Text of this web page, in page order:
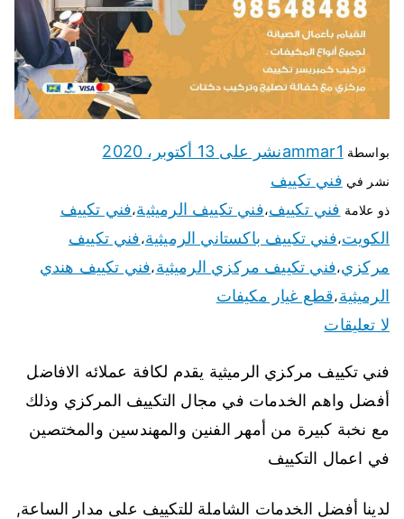
بواسطة ammar1نشر على 13 أكتوبر، 2020
نشر في فني تكييف
ذو علامة فني تكييف،فني تكييف الرميثية،فني تكييف
الكويت،فني تكييف باكستاني الرميثية،فني تكييف
مركزي،فني تكييف مركزي الرميثية،فني تكييف هندي
الرميثية،قطع غيار مكيفات
لا تعليقات
فني تكييف مركزي الرميثية يقدم لكافة عملائه الافاضل
أفضل واهم الخدمات في مجال التكييف المركزي وذلك
مع نخبة كبيرة من أمهر الفنين والمهندسين والمختصين
في اعمال التكييف
لدينا أفضل الخدمات الشاملة للتكييف على مدار الساعة,